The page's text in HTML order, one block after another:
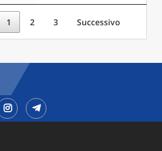
1 2 3 Successivo